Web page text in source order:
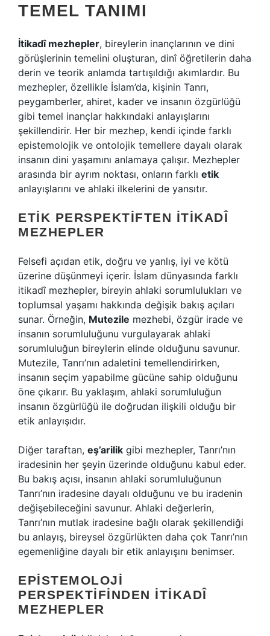
TEMEL TANIMI
İtikadî mezhepler, bireylerin inançlarının ve dini
görüşlerinin temelini oluşturan, dinî öğretilerin daha
derin ve teorik anlamda tartışıldığı akımlardır. Bu
mezhepler, özellikle İslam’da, kişinin Tanrı,
peygamberler, ahiret, kader ve insanın özgürlüğü
gibi temel inançlar hakkındaki anlayışlarını
şekillendirir. Her bir mezhep, kendi içinde farklı
epistemolojik ve ontolojik temellere dayalı olarak
insanın dini yaşamını anlamaya çalışır. Mezhepler
arasında bir ayrım noktası, onların farklı etik
anlayışlarını ve ahlaki ilkelerini de yansıtır.
ETIK PERSPEKTIFTEN İTIKADÎ
MEZHEPLER
Felsefi açıdan etik, doğru ve yanlış, iyi ve kötü
üzerine düşünmeyi içerir. İslam dünyasında farklı
itikadî mezhepler, bireyin ahlaki sorumlulukları ve
toplumsal yaşamı hakkında değişik bakış açıları
sunar. Örneğin, Mutezile mezhebi, özgür irade ve
insanın sorumluluğunu vurgulayarak ahlaki
sorumluluğun bireylerin elinde olduğunu savunur.
Mutezile, Tanrı’nın adaletini temellendirirken,
insanın seçim yapabilme gücüne sahip olduğunu
öne çıkarır. Bu yaklaşım, ahlaki sorumluluğun
insanın özgürlüğü ile doğrudan ilişkili olduğu bir
etik anlayışıdır.
Diğer taraftan, eş’arilik gibi mezhepler, Tanrı’nın
iradesinin her şeyin üzerinde olduğunu kabul eder.
Bu bakış açısı, insanın ahlaki sorumluluğunun
Tanrı’nın iradesine dayalı olduğunu ve bu iradenin
değişebileceğini savunur. Ahlaki değerlerin,
Tanrı’nın mutlak iradesine bağlı olarak şekillendiği
bu anlayış, bireysel özgürlükten daha çok Tanrı’nın
egemenliğine dayalı bir etik anlayışını benimser.
EPISTEMOLOJI
PERSPEKTIFINDEN İTIKADÎ
MEZHEPLER